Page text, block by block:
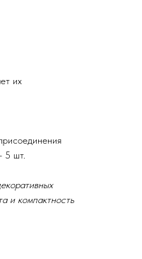
их
5 шт.
и компактность